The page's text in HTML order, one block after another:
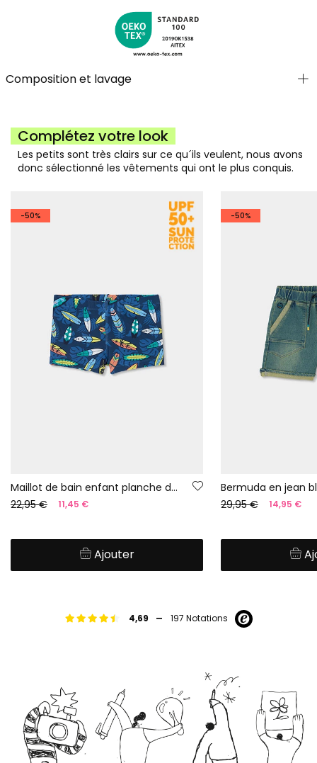
Composition et lavage
Complétez votre look
Les petits sont très clairs sur ce qu´ils veulent, nous avons
donc sélectionné les vêtements qui ont le plus conquis.
-50%
Maillot de bain enfant planche de surf UPF50+
22,95 €
11,45 €
Ajouter
-50%
Bermuda en jean
29,95 €
14,95 €
4,69 - 197 Notations